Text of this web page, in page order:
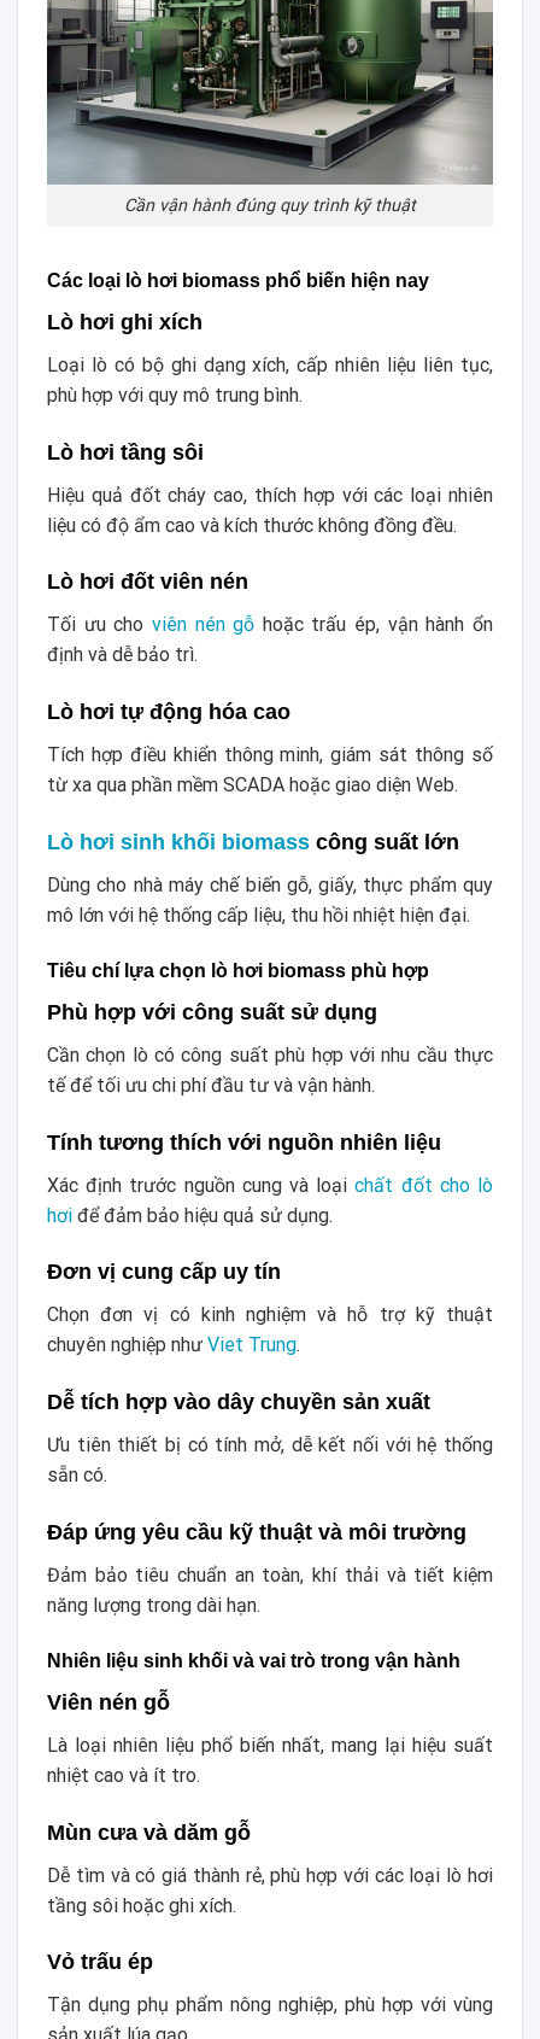
Cần vận hành đúng quy trình kỹ thuật
Các loại lò hơi biomass phổ biến hiện nay
Lò hơi ghi xích
Loại lò có bộ ghi dạng xích, cấp nhiên liệu liên tục,
phù hợp với quy mô trung bình.
Lò hơi tầng sôi
Hiệu quả đốt cháy cao, thích hợp với các loại nhiên
liệu có độ ẩm cao và kích thước không đồng đều.
Lò hơi đốt viên nén
Tối ưu cho viên nén gỗ hoặc trấu ép, vận hành ổn
định và dễ bảo trì.
Lò hơi tự động hóa cao
Tích hợp điều khiển thông minh, giám sát thông số
từ xa qua phần mềm SCADA hoặc giao diện Web.
Lò hơi sinh khối biomass công suất lớn
Dùng cho nhà máy chế biến gỗ, giấy, thực phẩm quy
mô lớn với hệ thống cấp liệu, thu hồi nhiệt hiện đại.
Tiêu chí lựa chọn lò hơi biomass phù hợp
Phù hợp với công suất sử dụng
Cần chọn lò có công suất phù hợp với nhu cầu thực
tế để tối ưu chi phí đầu tư và vận hành.
Tính tương thích với nguồn nhiên liệu
Xác định trước nguồn cung và loạichất đốt cho lò
hơi để đảm bảo hiệu quả sử dụng.
Đơn vị cung cấp uy tín
Chọn đơn vị có kinh nghiệm và hỗ trợ kỹ thuật
chuyên nghiệp như Viet Trung.
Dễ tích hợp vào dây chuyền sản xuất
Ưu tiên thiết bị có tính mở, dễ kết nối với hệ thống
sẵn có.
Đáp ứng yêu cầu kỹ thuật và môi trường
Đảm bảo tiêu chuẩn an toàn, khí thải và tiết kiệm
năng lượng trong dài hạn.
Nhiên liệu sinh khối và vai trò trong vận hành
Viên nén gỗ
Là loại nhiên liệu phổ biến nhất, mang lại hiệu suất
nhiệt cao và ít tro.
Mùn cưa và dăm gỗ
Dễ tìm và có giá thành rẻ, phù hợp với các loại lò hơi
tầng sôi hoặc ghi xích.
Vỏ trấu ép
Tận dụng phụ phẩm nông nghiệp, phù hợp với vùng